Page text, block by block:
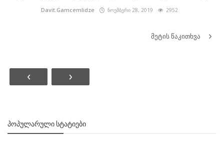
Davit.Gamcemlidze ნოემბერი 28, 2019 2952
მეტის წაკითხვა
‹ ›
ᲞᲝᲞᲣᲚᲐᲠᲣᲚᲘ ᲡᲢᲐᲢᲘᲔᲑᲘ